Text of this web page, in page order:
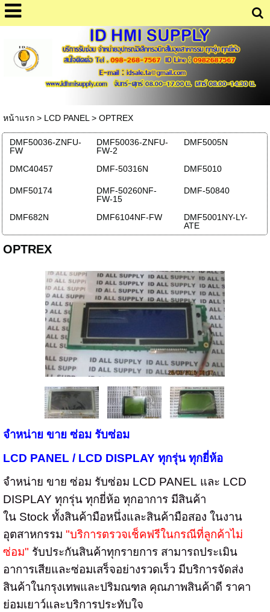
หน้าแรก> LCD PANEL > OPTREX
DMF50036-ZNFU-
FW
DMF50036-ZNFU-
FW-2
DMF5005N
DMC40457 DMF-50316N DMF5010
DMF50174
DMF-50260NF-
FW-15
DMF-50840
DMF682N DMF6104NF-FW
DMF5001NY-LY-
ATE
OPTREX
จำหน่าย ขาย ซ่อม รับซ่อม
LCD PANEL / LCD DISPLAY ทุกรุ่น ทุกยี่ห้อ
จำหน่าย ขาย ซ่อม รับซ่อม LCD PANEL และ LCD
DISPLAY ทุกรุ่น ทุกยี่ห้อ ทุกอาการ มีสินค้า
ใน Stock ทั้งสินค้ามือหนึ่งและสินค้ามือสอง ในงาน
อุตสาหกรรม "บริการตรวจเช็คฟรีในกรณีที่ลูกค้าไม่
ซ่อม" รับประกันสินค้าทุกรายการ สามารถประเมิน
อาการเสียและซ่อมเสร็จอย่างรวดเร็ว มีบริการจัดส่ง
สินค้าในกรุงเทพและปริมณฑล คุณภาพสินค้าดี ราคา
ย่อมเยาว์และบริการประทับใจ